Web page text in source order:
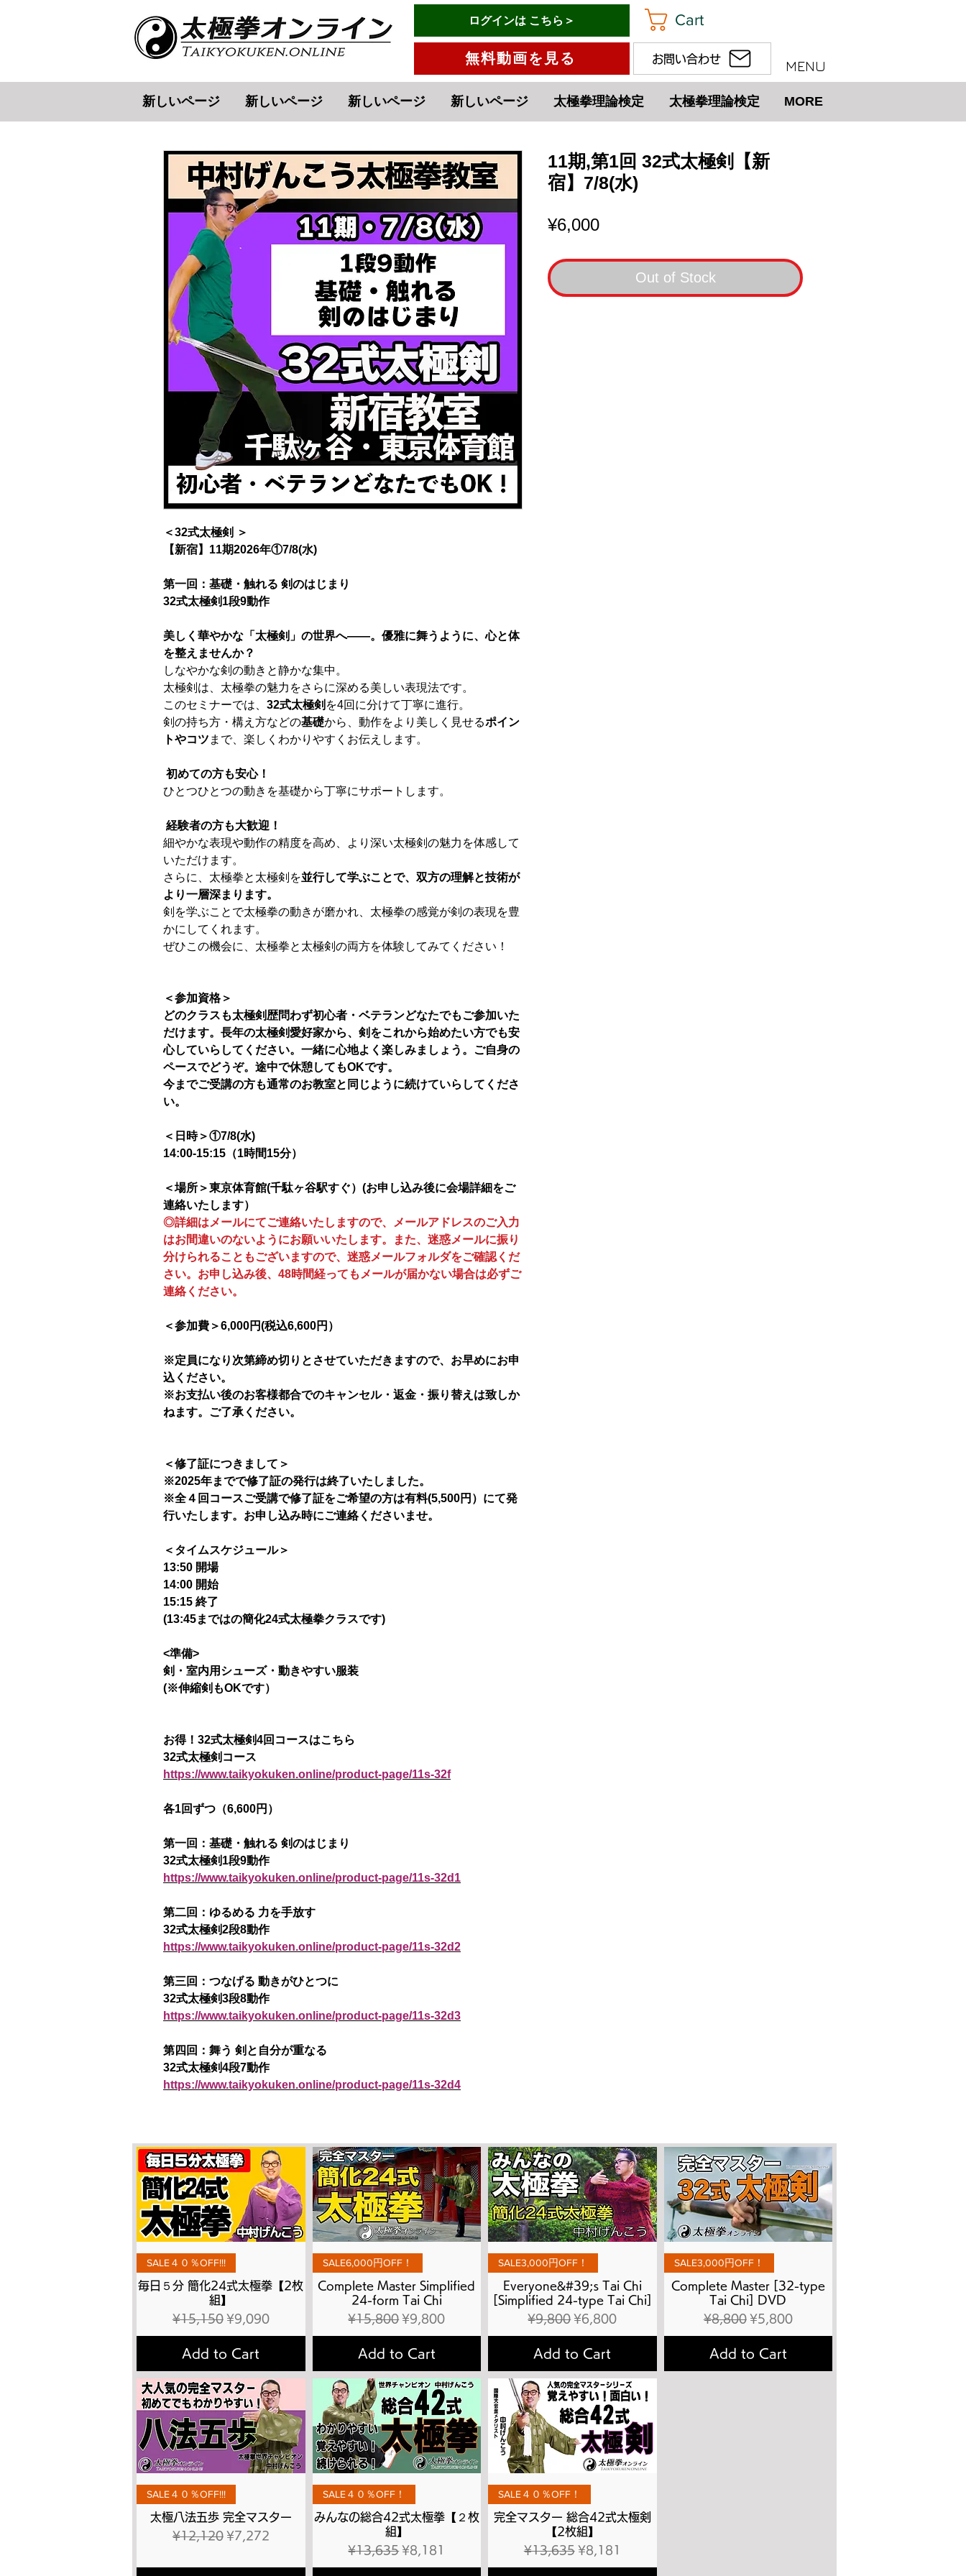
有料会員ログインはこちら→
ログインは こちら＞
無料動画を見る
Cart
お問い合わせ MENU
新しいページ 新しいページ 新しいページ 新しいページ 太極拳理論検定 太極拳理論検定 MORE
＜32式太極剣 ＞
【新宿】11期2026年①7/8(水)
第一回：基礎・触れる 剣のはじまり
32式太極剣1段9動作
美しく華やかな「太極剣」の世界へ――。優雅に舞うように、心と体
を整えませんか？
しなやかな剣の動きと静かな集中。
太極剣は、太極拳の魅力をさらに深める美しい表現法です。
このセミナーでは、 32式太極剣 を4回に分けて丁寧に進行。
剣の持ち方・構え方などの基礎から、動作をより美しく見せるポイン
トやコツ まで、楽しくわかりやすくお伝えします。
初めての方も安心！
ひとつひとつの動きを基礎から丁寧にサポートします。
経験者の方も大歓迎！
細やかな表現や動作の精度を高め、より深い太極剣の魅力を体感して
いただけます。
さらに、太極拳と太極剣を並行して学ぶことで、双方の理解と技術が
より一層深まります。
剣を学ぶことで太極拳の動きが磨かれ、太極拳の感覚が剣の表現を豊
かにしてくれます。
ぜひこの機会に、太極拳と太極剣の両方を体験してみてください！
＜参加資格＞
どのクラスも太極剣歴問わず初心者・ベテランどなたでもご参加いた
だけます。長年の太極剣愛好家から、剣をこれから始めたい方でも安
心していらしてください。一緒に心地よく楽しみましょう。ご自身の
ペースでどうぞ。途中で休憩してもOKです。
今までご受講の方も通常のお教室と同じように続けていらしてくださ
い。
＜日時＞①7/8(水)
14:00-15:15（1時間15分）
＜場所＞東京体育館(千駄ヶ谷駅すぐ）(お申し込み後に会場詳細をご
連絡いたします）
◎詳細はメールにてご連絡いたしますので、メールアドレスのご入力
はお間違いのないようにお願いいたします。また、迷惑メールに振り
分けられることもございますので、迷惑メールフォルダをご確認くだ
さい。お申し込み後、48時間経ってもメールが届かない場合は必ずご
連絡ください。
＜参加費＞6,000円(税込6,600円）
※定員になり次第締め切りとさせていただきますので、お早めにお申
込ください。
※お支払い後のお客様都合でのキャンセル・返金・振り替えは致しか
ねます。ご了承ください。
＜修了証につきまして＞
※2025年までで修了証の発行は終了いたしました。
※全４回コースご受講で修了証をご希望の方は有料(5,500円）にて発
行いたします。お申し込み時にご連絡くださいませ。
＜タイムスケジュール＞
13:50 開場
14:00 開始
15:15 終了
(13:45まではの簡化24式太極拳クラスです)
<準備>
剣・室内用シューズ・動きやすい服装
(※伸縮剣もOKです）
お得！32式太極剣4回コースはこちら
32式太極剣コース
https://www.taikyokuken.online/product-page/11s-32f
各1回ずつ（6,600円）
第一回：基礎・触れる 剣のはじまり
32式太極剣1段9動作
https://www.taikyokuken.online/product-page/11s-32d1
第二回：ゆるめる 力を手放す
32式太極剣2段8動作
https://www.taikyokuken.online/product-page/11s-32d2
第三回：つなげる 動きがひとつに
32式太極剣3段8動作
https://www.taikyokuken.online/product-page/11s-32d3
第四回：舞う 剣と自分が重なる
32式太極剣4段7動作
https://www.taikyokuken.online/product-page/11s-32d4
11期,第1回 32式太極剣【新
宿】7/8(水)
¥6,000Price
Out of Stock
Quick View
SALE４０％OFF!!!
毎日５分 簡化24式太極拳【2枚
組】
Regular Price
¥15,150 Sale Price
¥9,090
Add to Cart
Quick View
SALE6,000円OFF！
Complete Master Simplified
24-form Tai Chi
Regular Price
¥15,800 Sale Price
¥9,800
Add to Cart
Quick View
SALE3,000円OFF！
Everyone&#39;s Tai Chi
[Simplified 24-type Tai Chi]
Regular Price
¥9,800 Sale Price
¥6,800
Add to Cart
Quick View
SALE3,000円OFF！
Complete Master [32-type
Tai Chi] DVD
Regular Price
¥8,800 Sale Price
¥5,800
Add to Cart
Quick View
SALE４０％OFF!!!
太極八法五歩 完全マスター
Regular Price
¥12,120 Sale Price
¥7,272
Quick View
SALE４０％OFF！
みんなの総合42式太極拳【２枚
組】
Regular Price
¥13,635 Sale Price
¥8,181
Quick View
SALE４０％OFF！
完全マスター 総合42式太極剣
【2枚組】
Regular Price
¥13,635 Sale Price
¥8,181